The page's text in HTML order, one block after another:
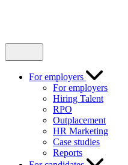
For employers
For employers
Hiring Talent
RPO
Outplacement
HR Marketing
Case studies
Reports